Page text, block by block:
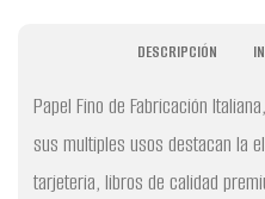
DESCRIPCIÓN
Papel Fino de Fabricación
sus multiples usos destacan la
tarjeteria, libros de calidad